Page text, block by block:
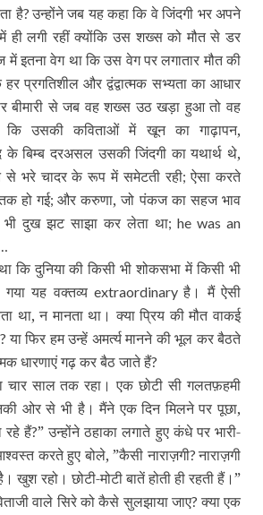
है?उन्‍होंने जब यह कहा कि वे जिंदगी भर अपने
ही लगी रहीं क्‍योंकि उस शख्‍स को मौत से डर
इतना वेग था कि उस वेग पर लगातार मौत की
हर प्रगतिशील और द्वंद्वात्‍मक सभ्‍यता का आधार
बीमारी से जब वह शख्‍स उठ खड़ा हुआ तो वह
कि उसकी कविताओं में खून का गाढ़ापन,
के बिम्‍ब दरअसल उसकी जिंदगी का यथार्थ थे,
से भरे चादर के रूप में समेटती रही;ऐसा करते
हो गई;और करुणा, जो पंकज का सहज भाव
दुख झट साझा कर लेता था; he was an
कि दुनिया की किसी भी शोकसभा में किसी भी
यह वक्‍तव्‍य extraordinaryहै। मैं ऐसी
था, न मानता था। क्‍या प्रिय की मौत वाकई
?या फिर हम उन्‍हें अमर्त्‍य मानने की भूल कर बैठते
धारणाएं गढ़ कर बैठ जाते हैं?
चार साल तक रहा। एक छोटी सी गलतफ़हमी
ओर से भी है। मैंने एक दिन मिलने पर पूछा,
हैं?” उन्‍होंने ठहाका लगाते हुए कंधे पर भारी-
करते हुए बोले, ”कैसी नाराज़गी?नाराज़गी
खुश रहो। छोटी-मोटी बातें होती ही रहती हैं।”
वाले सिरे को कैसे सुलझाया जाए?क्‍या एक